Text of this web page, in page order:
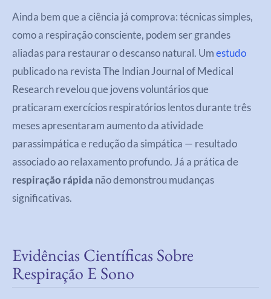
Ainda bem que a ciência já comprova: técnicas simples,
como a respiração consciente, podem ser grandes
aliadas para restaurar o descanso natural. Umestudo
publicado na revista The Indian Journal of Medical
Research revelou que jovens voluntários que
praticaram exercícios respiratórios lentos durante três
meses apresentaram aumento da atividade
parassimpática e redução da simpática — resultado
associado ao relaxamento profundo. Já a prática de
respiração rápida não demonstrou mudanças
significativas.
Evidências Científicas Sobre
Respiração E Sono